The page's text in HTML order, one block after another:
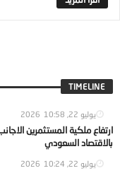
TIMELINE
يوليو 22, 2026 10:58
ارتفاع ملكية المستثمرين
بالاقتصاد السعودي
يوليو 22, 2026 10:24